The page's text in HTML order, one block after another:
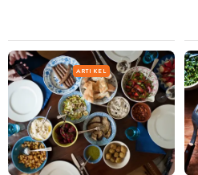
ARTIKEL